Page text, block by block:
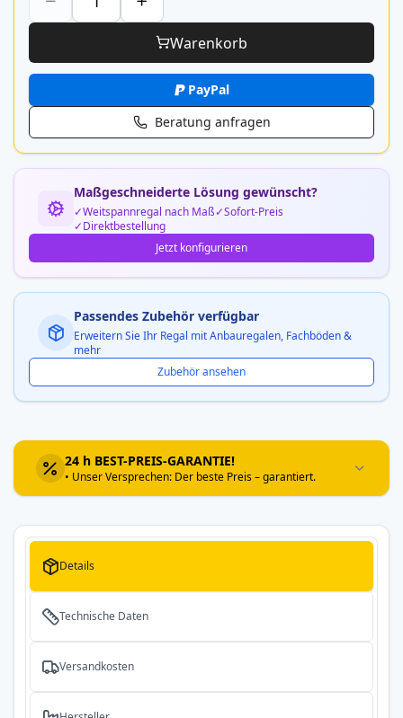
Warenkorb
PayPal
Beratung anfragen
Maßgeschneiderte Lösung gewünscht?
Weitspannregal nach Maß
Sofort-Preis
Direktbestellung
Jetzt konfigurieren
Passendes Zubehör verfügbar
Erweitern Sie Ihr Regal mit Anbauregalen, Fachböden &
mehr
Zubehör ansehen
24 h BEST-PREIS-GARANTIE!
• Unser Versprechen: Der beste Preis – garantiert.
Details
Technische Daten
Versandkosten